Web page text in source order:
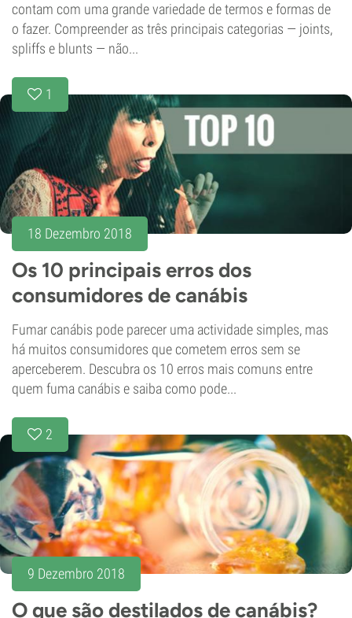
contam com uma grande variedade de termos e formas de
o fazer. Compreender as três principais categorias — joints,
spliffs e blunts — não...
1
18 Dezembro 2018
Os 10 principais erros dos
consumidores de canábis
Fumar canábis pode parecer uma actividade simples, mas
há muitos consumidores que cometem erros sem se
aperceberem. Descubra os 10 erros mais comuns entre
quem fuma canábis e saiba como pode...
2
9 Dezembro 2018
O que são destilados de canábis?